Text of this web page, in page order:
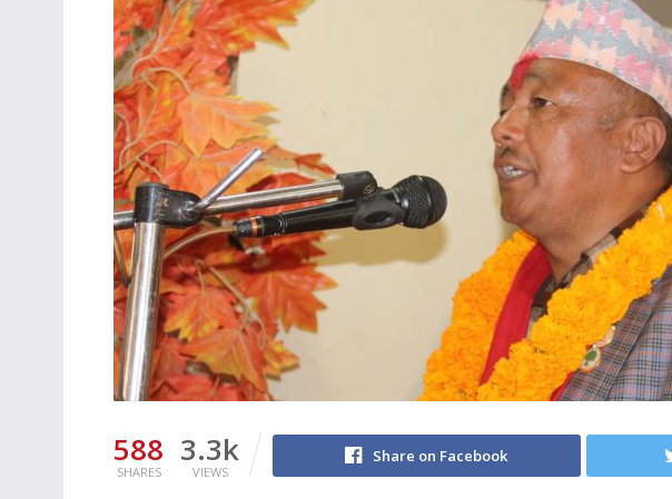
588
SHARES
3.3k
VIEWS
Share on Facebook